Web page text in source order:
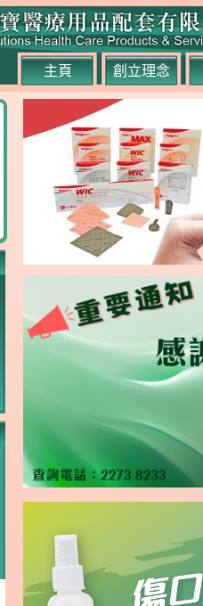
主頁 創立理念